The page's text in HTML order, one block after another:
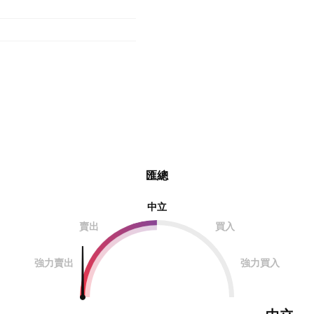
匯總
中立
賣出
買入
強力賣出 強力買入